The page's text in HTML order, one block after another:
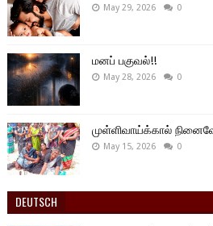
May 29, 2026 0
மனப் பகுவல்!!
May 28, 2026 0
முள்ளிவாய்க்கால்
May 15, 2026 0
DEUTSCH